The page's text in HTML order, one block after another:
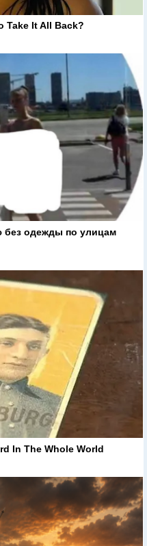
Take It All Back?
без одежды по улицам
In The Whole World